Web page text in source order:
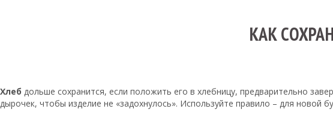
КАК
Хлеб дольше сохранится, если положить его в хлебницу, предварительно
дырочек, чтобы изделие не «задохнулось». Используйте правило – для новой